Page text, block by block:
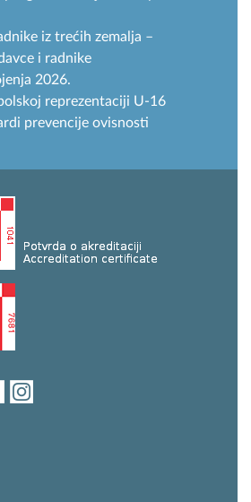
iz trećih zemalja –
i radnike
2026.
reprezentaciji U-16
prevencije ovisnosti